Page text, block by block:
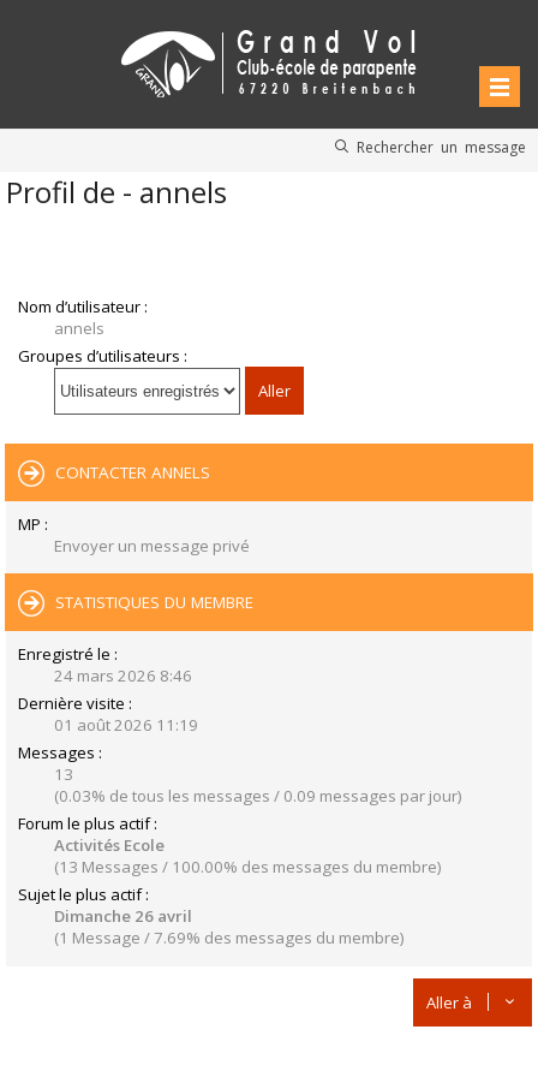
Rechercher un message
Profil de - annels
Nom d’utilisateur :
annels
Groupes d’utilisateurs :
CONTACTER ANNELS
MP :
Envoyer un message privé
STATISTIQUES DU MEMBRE
Enregistré le :
24 mars 2026 8:46
Dernière visite :
01 août 2026 11:19
Messages :
13
(0.03% de tous les messages / 0.09 messages par jour)
Forum le plus actif :
Activités Ecole
(13 Messages / 100.00% des messages du membre)
Sujet le plus actif :
Dimanche 26 avril
(1 Message / 7.69% des messages du membre)
Aller à